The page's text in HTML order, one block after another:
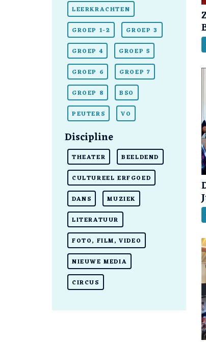
LEERKRACHTEN
GROEP 1-2 GROEP 3
GROEP 4 GROEP 5
GROEP 6 GROEP 7
GROEP 8 BSO
PEUTERS VO
Discipline
THEATER BEELDEND
CULTUREEL ERFGOED
DANS MUZIEK
LITERATUUR
FOTO, FILM, VIDEO
NIEUWE MEDIA
CIRCUS